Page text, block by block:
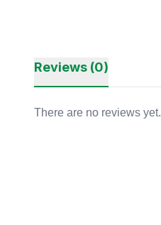
Reviews (0)
There are no reviews yet.